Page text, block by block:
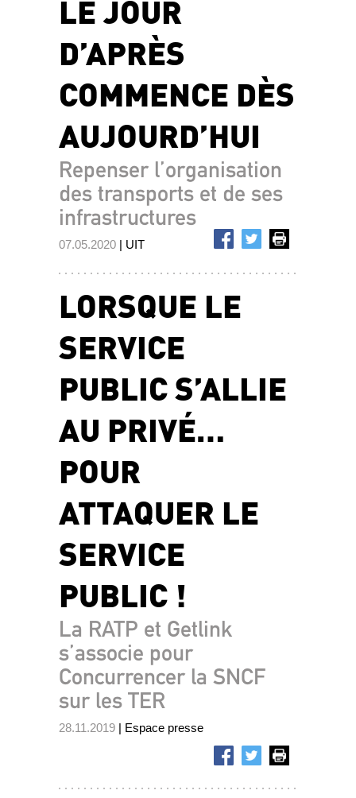
LE JOUR
D’APRÈS
COMMENCE DÈS
AUJOURD’HUI
Repenser l’organisation
des transports et de ses
infrastructures
07.05.2020 | UIT
LORSQUE LE
SERVICE
PUBLIC S’ALLIE
AU PRIVÉ…
POUR
ATTAQUER LE
SERVICE
PUBLIC !
La RATP et Getlink
s’associe pour
Concurrencer la SNCF
sur les TER
28.11.2019 | Espace presse